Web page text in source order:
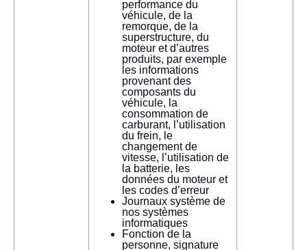
performance du
véhicule, de la
remorque, de la
superstructure, du
moteur et d’autres
produits, par exemple
les informations
provenant des
composants du
véhicule, la
consommation de
carburant, l’utilisation
du frein, le
changement de
vitesse, l’utilisation de
la batterie, les
données du moteur et
les codes d’erreur
Journaux système de
nos systèmes
informatiques
Fonction de la
personne, signature